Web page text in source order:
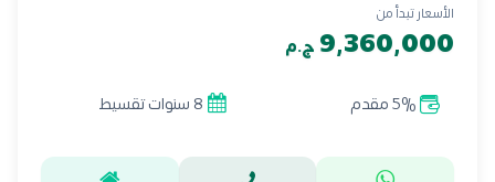
الأسعار تبدأ من
9,360,000 ج.م
5% مقدم 8 سنوات تقسيط